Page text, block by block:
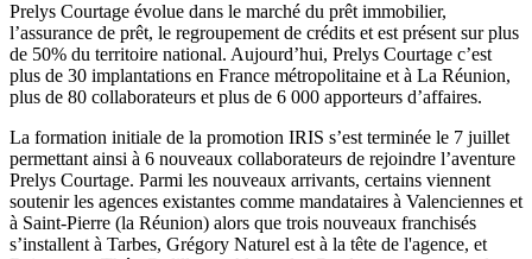
Prelys Courtage évolue dans le marché du prêt immobilier,
l’assurance de prêt, le regroupement de crédits et est présent sur plus
de 50% du territoire national. Aujourd’hui, Prelys Courtage c’est
plus de 30 implantations en France métropolitaine et à La Réunion,
plus de 80 collaborateurs et plus de 6 000 apporteurs d’affaires.
La formation initiale de la promotion IRIS s’est terminée le 7 juillet
permettant ainsi à 6 nouveaux collaborateurs de rejoindre l’aventure
Prelys Courtage. Parmi les nouveaux arrivants, certains viennent
soutenir les agences existantes comme mandataires à Valenciennes et
à Saint-Pierre (la Réunion) alors que trois nouveaux franchisés
s’installent à Tarbes, Grégory Naturel est à la tête de l'agence, et